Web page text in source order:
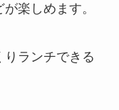
楽しめます。
ランチできる